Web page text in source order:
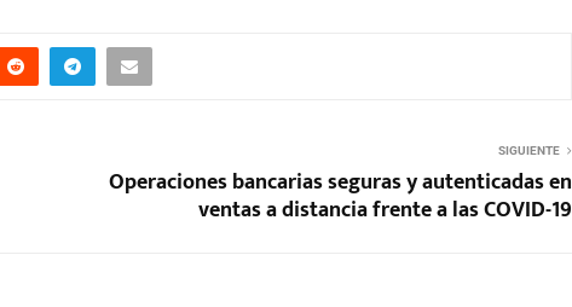
SIGUIENTE
Operaciones bancarias seguras y autenticadas en
ventas a distancia frente a las COVID-19